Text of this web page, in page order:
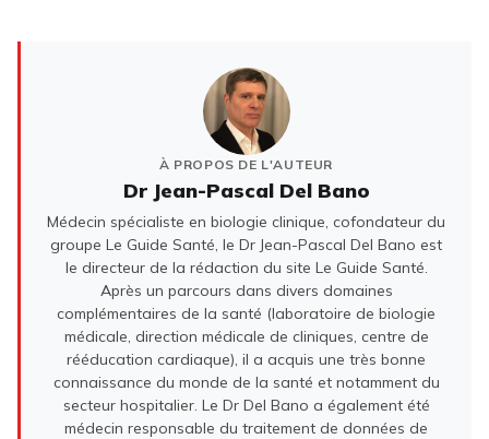
À PROPOS DE L'AUTEUR
Dr Jean-Pascal Del Bano
Médecin spécialiste en biologie clinique, cofondateur du
groupe Le Guide Santé, le Dr Jean-Pascal Del Bano est
le directeur de la rédaction du site Le Guide Santé.
Après un parcours dans divers domaines
complémentaires de la santé (laboratoire de biologie
médicale, direction médicale de cliniques, centre de
rééducation cardiaque), il a acquis une très bonne
connaissance du monde de la santé et notamment du
secteur hospitalier. Le Dr Del Bano a également été
médecin responsable du traitement de données de